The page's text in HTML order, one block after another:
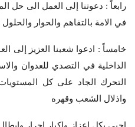
رابعاً : دعوتنا إلى العمل الى حل
في الامة بالتفاهم والحوار
خامساً : ادعوا شعبنا العزيز إلى
الداخلية في التصدي للعدوان
التحرك الجاد على كل
واذلال الشعب وقهره